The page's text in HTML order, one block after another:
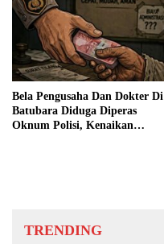
Bela Pengusaha Dan Dokter Di
Batubara Diduga Diperas
Oknum Polisi, Kenaikan
TRENDING